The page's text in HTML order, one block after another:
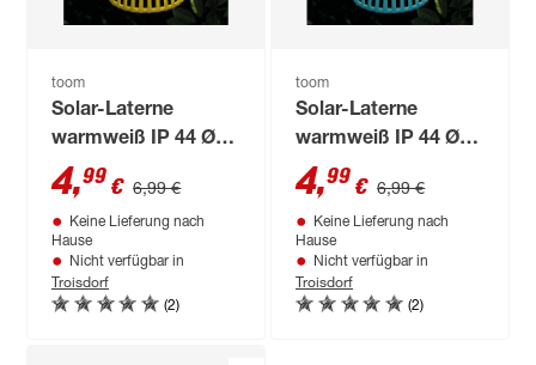
toom
Solar-Laterne
warmweiß IP 44 Ø
15 x 26 cm
4,99 € 6,99 €
Keine Lieferung nach
Hause
Nicht verfügbar in
Troisdorf
(2)
toom
Solar-Laterne
warmweiß IP 44 Ø
15 x 26 cm
4,99 € 6,99 €
Keine Lieferung nach
Hause
Nicht verfügbar in
Troisdorf
(2)